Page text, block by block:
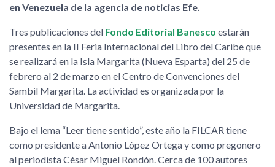
en Venezuela de la agencia de noticias Efe.
Tres publicaciones del Fondo Editorial Banesco estarán
presentes en la II Feria Internacional del Libro del Caribe que
se realizará en la Isla Margarita (Nueva Esparta) del 25 de
febrero al 2 de marzo en el Centro de Convenciones del
Sambil Margarita. La actividad es organizada por la
Universidad de Margarita.
Bajo el lema Leer tiene sentido , este año la FILCAR tiene
como presidente a Antonio López Ortega y como pregonero
al periodista César Miguel Rondón. Cerca de 100 autores